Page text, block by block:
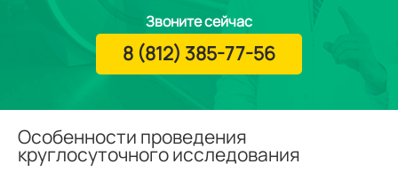
Особенности проведения
круглосуточного исследования
Звоните сейчас
8 (812) 385-77-56